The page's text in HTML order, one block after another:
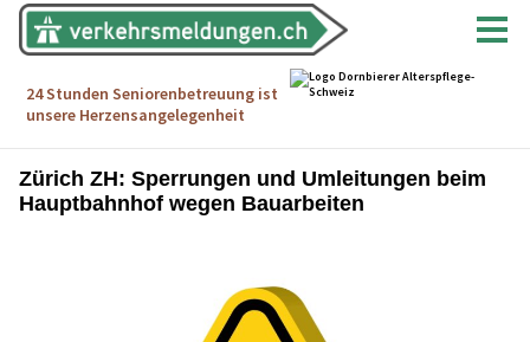
Zürich ZH: Sperrungen und Umleitungen beim
Hauptbahnhof wegen Bauarbeiten